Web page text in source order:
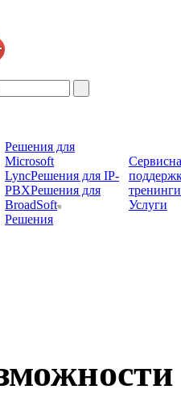
Решения для
Microsoft
LyncРешения для IP-
PBXРешения для
BroadSoft
Решения
тренинги
Услуги